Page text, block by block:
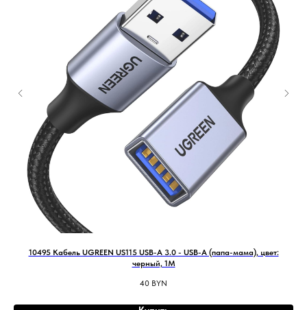
10495 Кабель UGREEN US115 USB-A 3.0 - USB-A (папа-мама), цвет:
черный, 1M
40 BYN